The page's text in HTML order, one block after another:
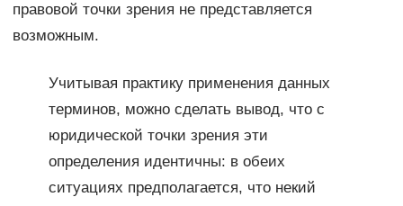
правовой точки зрения не представляется
возможным.
Учитывая практику применения данных
терминов, можно сделать вывод, что с
юридической точки зрения эти
определения идентичны: в обеих
ситуациях предполагается, что некий